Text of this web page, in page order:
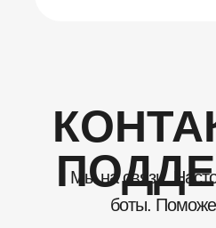
Мы на связи.
боты.